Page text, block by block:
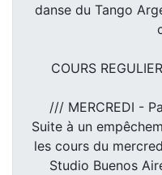
danse du Tango
COURS
/// MERCREDI -
Suite à un
les cours du
Studio Buenos